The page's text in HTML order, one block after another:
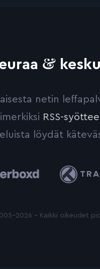
&
netin
RSS-
löydät
Trakt
2026 - Kaikki oikeudet